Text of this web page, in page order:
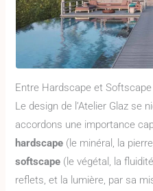
Entre Hardscape et Softscape
Le design de l’Atelier Glaz se
accordons une importance
hardscape (le minéral, la
softscape (le végétal, la
reflets, et la lumière, par sa